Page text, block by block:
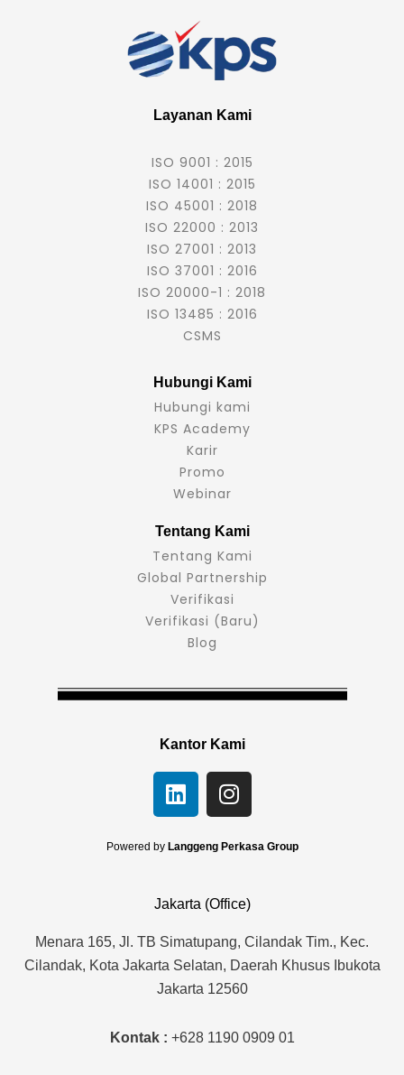
Layanan Kami
ISO 9001 : 2015
ISO 14001 : 2015
ISO 45001 : 2018
ISO 22000 : 2013
ISO 27001 : 2013
ISO 37001 : 2016
ISO 20000-1 : 2018
ISO 13485 : 2016
CSMS
Hubungi Kami
Hubungi kami
KPS Academy
Karir
Promo
Webinar
Tentang Kami
Tentang Kami
Global Partnership
Verifikasi
Verifikasi (Baru)
Blog
Kantor Kami
L
i
n
k
d
i
n
I
n
s
t
g
r
a
m
Powered by Langgeng Perkasa Group
Jakarta (Office)
Menara 165, Jl. TB Simatupang, Cilandak Tim., Kec.
Cilandak, Kota Jakarta Selatan, Daerah Khusus Ibukota
Jakarta 12560
Kontak : +628 1190 0909 01